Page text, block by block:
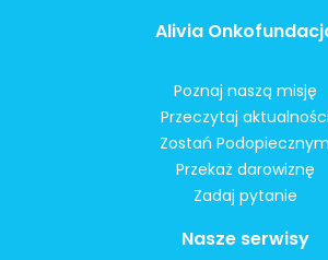
Alivia
Poznaj naszą misję
Przeczytaj aktualności
Zostań Podopiecznym
Przekaż darowiznę
Zadaj pytanie
Nasze serwisy